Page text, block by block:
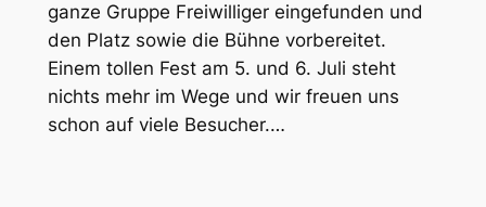
ganze Gruppe Freiwilliger eingefunden und
den Platz sowie die Bühne vorbereitet.
Einem tollen Fest am 5. und 6. Juli steht
nichts mehr im Wege und wir freuen uns
schon auf viele Besucher.…